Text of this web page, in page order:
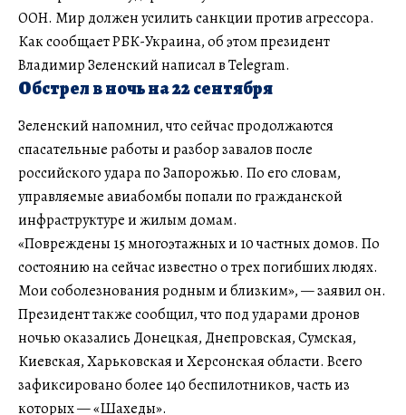
ООН. Мир должен усилить санкции против агрессора.
Как сообщает РБК-Украина, об этом президент
Владимир Зеленский написал в Telegram.
Обстрел в ночь на 22 сентября
Зеленский напомнил, что сейчас продолжаются
спасательные работы и разбор завалов после
российского удара по Запорожью. По его словам,
управляемые авиабомбы попали по гражданской
инфраструктуре и жилым домам.
«Повреждены 15 многоэтажных и 10 частных домов. По
состоянию на сейчас известно о трех погибших людях.
Мои соболезнования родным и близким», — заявил он.
Президент также сообщил, что под ударами дронов
ночью оказались Донецкая, Днепровская, Сумская,
Киевская, Харьковская и Херсонская области. Всего
зафиксировано более 140 беспилотников, часть из
которых — «Шахеды».